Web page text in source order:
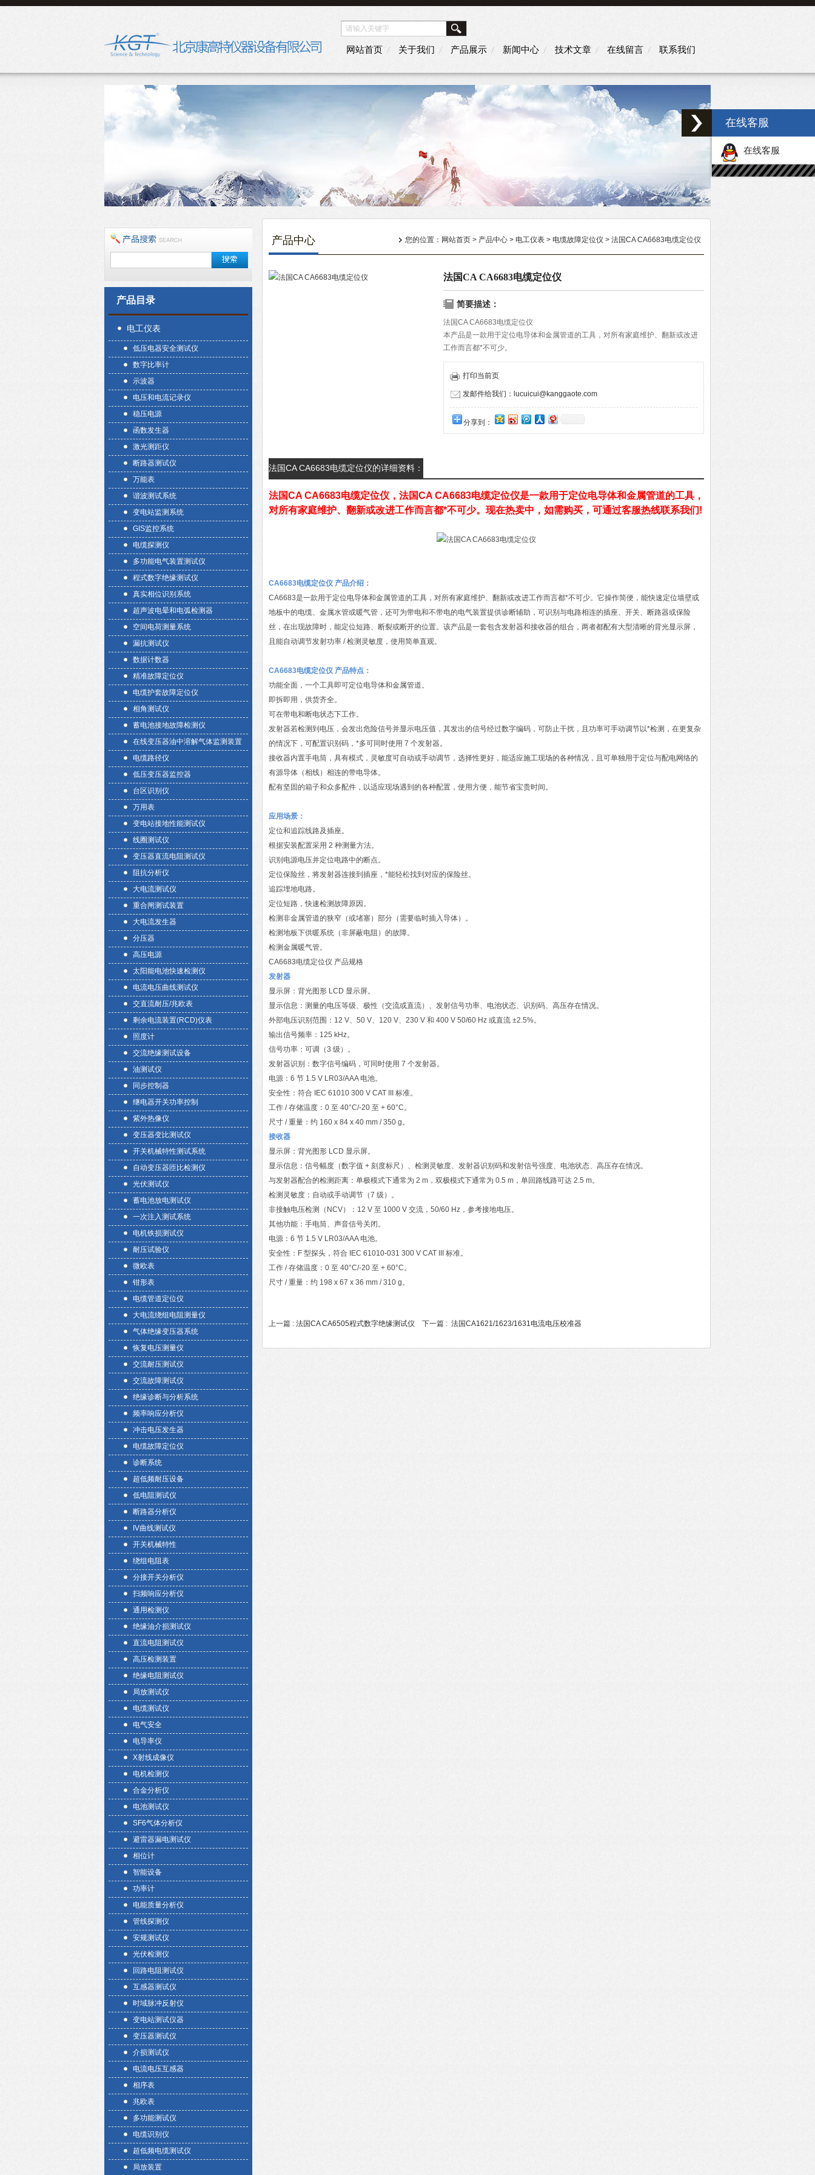
网站首页 关于我们 产品展示 新闻中心 技术文章 在线留言 联系我们
产品目录
电工仪表
低压电器安全测试仪
数字比率计
示波器
电压和电流记录仪
稳压电源
函数发生器
激光测距仪
断路器测试仪
万能表
谐波测试系统
变电站监测系统
GIS监控系统
电缆探测仪
多功能电气装置测试仪
程式数字绝缘测试仪
真实相位识别系统
超声波电晕和电弧检测器
空间电荷测量系统
漏抗测试仪
数据计数器
精准故障定位仪
电缆护套故障定位仪
相角测试仪
蓄电池接地故障检测仪
在线变压器油中溶解气体监测装置
电缆路径仪
低压变压器监控器
台区识别仪
万用表
变电站接地性能测试仪
线圈测试仪
变压器直流电阻测试仪
阻抗分析仪
大电流测试仪
重合闸测试装置
大电流发生器
分压器
高压电源
太阳能电池快速检测仪
电流电压曲线测试仪
交直流耐压/兆欧表
剩余电流装置(RCD)仪表
照度计
交流绝缘测试设备
油测试仪
同步控制器
继电器开关功率控制
紫外热像仪
变压器变比测试仪
开关机械特性测试系统
自动变压器匝比检测仪
光伏测试仪
蓄电池放电测试仪
一次注入测试系统
电机铁损测试仪
耐压试验仪
微欧表
钳形表
电缆管道定位仪
大电流绕组电阻测量仪
气体绝缘变压器系统
恢复电压测量仪
交流耐压测试仪
交流故障测试仪
绝缘诊断与分析系统
频率响应分析仪
冲击电压发生器
电缆故障定位仪
诊断系统
超低频耐压设备
低电阻测试仪
断路器分析仪
IV曲线测试仪
开关机械特性
绕组电阻表
分接开关分析仪
扫频响应分析仪
通用检测仪
绝缘油介损测试仪
直流电阻测试仪
高压检测装置
绝缘电阻测试仪
局放测试仪
电缆测试仪
电气安全
电导率仪
X射线成像仪
电机检测仪
合金分析仪
电池测试仪
SF6气体分析仪
避雷器漏电测试仪
相位计
智能设备
功率计
电能质量分析仪
管线探测仪
安规测试仪
光伏检测仪
回路电阻测试仪
互感器测试仪
时域脉冲反射仪
变电站测试仪器
变压器测试仪
介损测试仪
电流电压互感器
相序表
兆欧表
多功能测试仪
电缆识别仪
超低频电缆测试仪
局放装置
产品中心 您的位置： 网站首页 > 产品中心 > 电工仪表 > 电缆故障定位仪 > 法国CA CA6683电缆定位仪
法国CA CA6683电缆定位仪
简要描述：
法国CA CA6683电缆定位仪
本产品是一款用于定位电导体和金属管道的工具，对所有家庭维护、翻新或改进
工作而言都*不可少。
打印当前页
发邮件给我们：lucuicui@kanggaote.com
分享到：
法国CA CA6683电缆定位仪的详细资料：
法国CA CA6683电缆定位仪 ， 法国CA CA6683电缆定位仪是一款用于定位电导体和金属管道的工具，
对所有家庭维护、翻新或改进工作而言都*不可少。现在热卖中，如需购买，可通过客服热线联系我们!
CA6683电缆定位仪 产品介绍：
CA6683是一款用于定位电导体和金属管道的工具，对所有家庭维护、翻新或改进工作而言都*不可少。它操作简便，能快速定位墙壁或
地板中的电缆、金属水管或暖气管，还可为带电和不带电的电气装置提供诊断辅助，可识别与电路相连的插座、开关、断路器或保险
丝，在出现故障时，能定位短路、断裂或断开的位置。该产品是一套包含发射器和接收器的组合，两者都配有大型清晰的背光显示屏，
且能自动调节发射功率 / 检测灵敏度，使用简单直观。
CA6683电缆定位仪 产品特点：
功能全面，一个工具即可定位电导体和金属管道。
即拆即用，供货齐全。
可在带电和断电状态下工作。
发射器若检测到电压，会发出危险信号并显示电压值，其发出的信号经过数字编码，可防止干扰，且功率可手动调节以*检测，在更复杂
的情况下，可配置识别码，*多可同时使用 7 个发射器。
接收器内置手电筒，具有模式，灵敏度可自动或手动调节，选择性更好，能适应施工现场的各种情况，且可单独用于定位与配电网络的
有源导体（相线）相连的带电导体。
配有坚固的箱子和众多配件，以适应现场遇到的各种配置，使用方便，能节省宝贵时间。
应用场景：
定位和追踪线路及插座。
根据安装配置采用 2 种测量方法。
识别电源电压并定位电路中的断点。
定位保险丝，将发射器连接到插座，*能轻松找到对应的保险丝。
追踪埋地电路。
定位短路，快速检测故障原因。
检测非金属管道的狭窄（或堵塞）部分（需要临时插入导体）。
检测地板下供暖系统（非屏蔽电阻）的故障。
检测金属暖气管。
CA6683电缆定位仪 产品规格
发射器
显示屏：背光图形 LCD 显示屏。
显示信息：测量的电压等级、极性（交流或直流）、发射信号功率、电池状态、识别码、高压存在情况。
外部电压识别范围：12 V、50 V、120 V、230 V 和 400 V 50/60 Hz 或直流 ±2.5%。
输出信号频率：125 kHz。
信号功率：可调（3 级）。
发射器识别：数字信号编码，可同时使用 7 个发射器。
电源：6 节 1.5 V LR03/AAA 电池。
安全性：符合 IEC 61010 300 V CAT III 标准。
工作 / 存储温度：0 至 40°C/-20 至 + 60°C。
尺寸 / 重量：约 160 x 84 x 40 mm / 350 g。
接收器
显示屏：背光图形 LCD 显示屏。
显示信息：信号幅度（数字值 + 刻度标尺）、检测灵敏度、发射器识别码和发射信号强度、电池状态、高压存在情况。
与发射器配合的检测距离：单极模式下通常为 2 m，双极模式下通常为 0.5 m，单回路线路可达 2.5 m。
检测灵敏度：自动或手动调节（7 级）。
非接触电压检测（NCV）：12 V 至 1000 V 交流，50/60 Hz，参考接地电压。
其他功能：手电筒、声音信号关闭。
电源：6 节 1.5 V LR03/AAA 电池。
安全性：F 型探头，符合 IEC 61010-031 300 V CAT III 标准。
工作 / 存储温度：0 至 40°C/-20 至 + 60°C。
尺寸 / 重量：约 198 x 67 x 36 mm / 310 g。
上一篇 : 法国CA CA6505程式数字绝缘测试仪 下一篇 : 法国CA1621/1623/1631电流电压校准器
在线客服
在线客服